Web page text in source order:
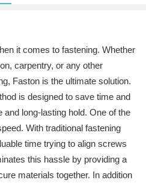
it comes to fastening. Whether
carpentry, or any other
Faston is the ultimate solution.
is designed to save time and
long-lasting hold. One of the
With traditional fastening
time trying to align screws
this hassle by providing a
materials together. In addition